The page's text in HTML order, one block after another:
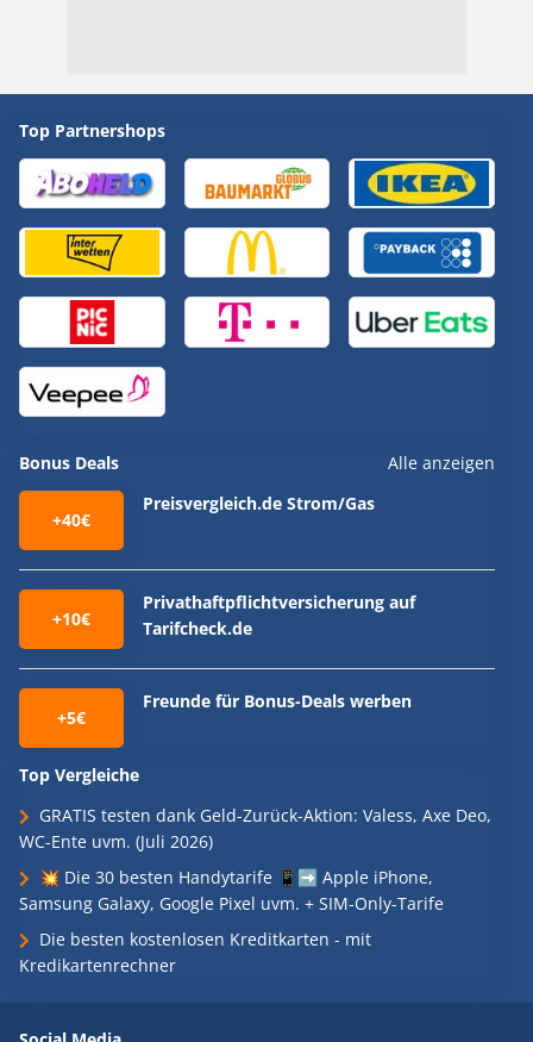
Top Partnershops
Bonus Deals Alle anzeigen
+40€
Preisvergleich.de Strom/Gas
+10€
Privathaftpflichtversicherung auf
Tarifcheck.de
+5€
Freunde für Bonus-Deals werben
Top Vergleiche
GRATIS testen dank Geld-Zurück-Aktion: Valess, Axe Deo,
WC-Ente uvm. (Juli 2026)
💥 Die 30 besten Handytarife 📱➡️ Apple iPhone,
Samsung Galaxy, Google Pixel uvm. + SIM-Only-Tarife
Die besten kostenlosen Kreditkarten - mit
Kredikartenrechner